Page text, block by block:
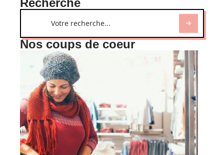
Recherche
Nos coups de coeur